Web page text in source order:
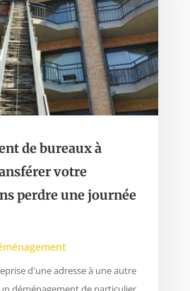
de bureaux à
votre
perdre une journée
d'une adresse à une autre